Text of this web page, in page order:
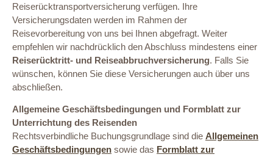
Reiserücktransportversicherung verfügen. Ihre
Versicherungsdaten werden im Rahmen der
Reisevorbereitung von uns bei Ihnen abgefragt. Weiter
empfehlen wir nachdrücklich den Abschluss mindestens einer
Reiserücktritt- und Reiseabbruchversicherung. Falls Sie
wünschen, können Sie diese Versicherungen auch über uns
abschließen.
Allgemeine Geschäftsbedingungen und Formblatt zur
Unterrichtung des Reisenden
Rechtsverbindliche Buchungsgrundlage sind die Allgemeinen
Geschäftsbedingungen sowie das Formblatt zur